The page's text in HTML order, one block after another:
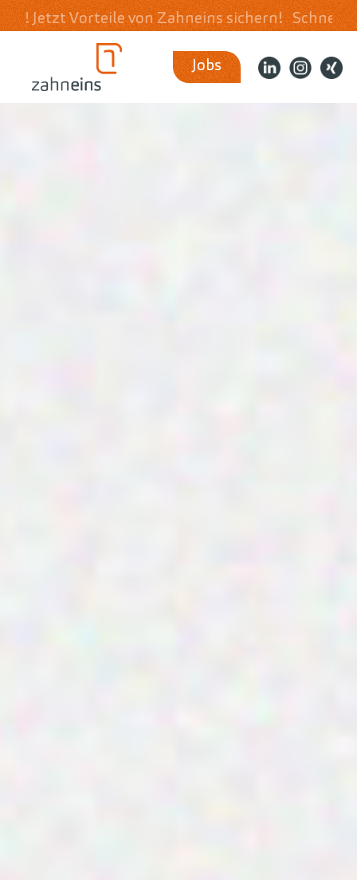
von Zahneins sichern! Schnell & unkompliziert
Jobs